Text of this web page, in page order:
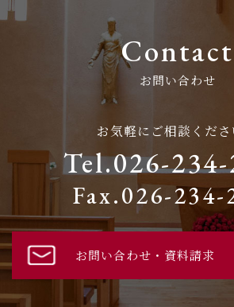
Contact
お問い合わせ
お気軽にご相談くださ
Tel.026-
Fax.026-234-
お問い合わせ・資料請求